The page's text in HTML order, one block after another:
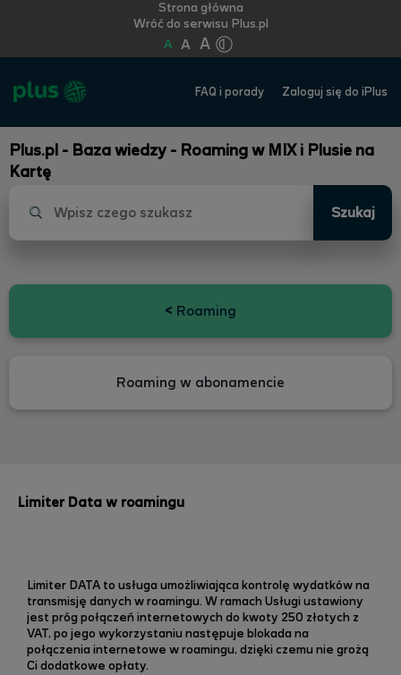
Strona główna
Wróć do serwisu Plus.pl
A A A
FAQ i porady Zaloguj się do iPlus
Plus.pl - Baza wiedzy - Roaming w MIX i Plusie na
Kartę
Szukaj
< Roaming
Roaming w abonamencie
Limiter Data w roamingu
Limiter DATA to usługa umożliwiająca kontrolę wydatków na
transmisję danych w roamingu. W ramach Usługi ustawiony
jest próg połączeń internetowych do kwoty 250 złotych z
VAT, po jego wykorzystaniu następuje blokada na
połączenia internetowe w roamingu, dzięki czemu nie grożą
Ci dodatkowe opłaty.